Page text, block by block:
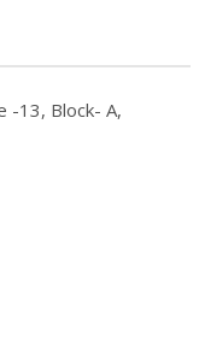
-13, Block- A,